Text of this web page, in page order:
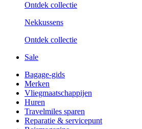
Ontdek collectie
Nekkussens
Ontdek collectie
Sale
Bagage-gids
Merken
Vliegmaatschappijen
Huren
Travelmiles sparen
Reparatie & servicepunt